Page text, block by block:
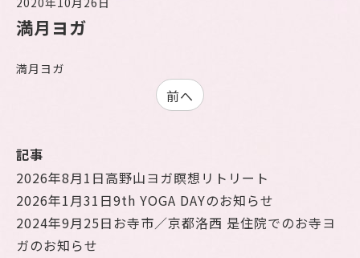
満月ヨガ
満月ヨガ
前へ
記事
2026年8月1日高野山ヨガ瞑想リトリート
2026年1月31日9th YOGA DAYのお知らせ
2024年9月25日お寺市／京都洛西 是住院でのお寺ヨ
ガのお知らせ